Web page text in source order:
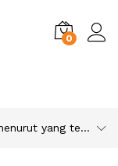
0
Urutkan menurut yang terbaru